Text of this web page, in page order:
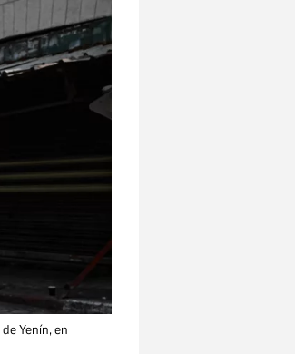
Yenín, en